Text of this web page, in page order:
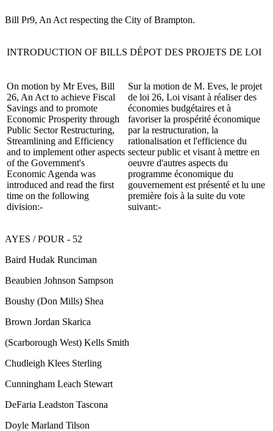
Bill Pr9, An Act respecting the City of Brampton.
INTRODUCTION OF BILLS DÉPOT DES PROJETS DE LOI
On motion by Mr Eves, Bill
26, An Act to achieve Fiscal
Savings and to promote
Economic Prosperity through
Public Sector Restructuring,
Streamlining and Efficiency
and to implement other aspects
of the Government's
Economic Agenda was
introduced and read the first
time on the following
division:-
Sur la motion de M. Eves, le projet
de loi 26, Loi visant à réaliser des
économies budgétaires et à
favoriser la prospérité économique
par la restructuration, la
rationalisation et l'efficience du
secteur public et visant à mettre en
oeuvre d'autres aspects du
programme économique du
gouvernement est présenté et lu une
première fois à la suite du vote
suivant:-
AYES / POUR - 52
Baird Hudak Runciman
Beaubien Johnson Sampson
Boushy (Don Mills) Shea
Brown Jordan Skarica
(Scarborough West) Kells Smith
Chudleigh Klees Sterling
Cunningham Leach Stewart
DeFaria Leadston Tascona
Doyle Marland Tilson